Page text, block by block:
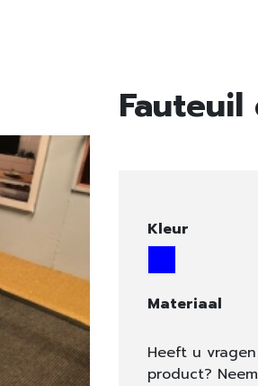
Kleur
Materiaal
Heeft u
product?